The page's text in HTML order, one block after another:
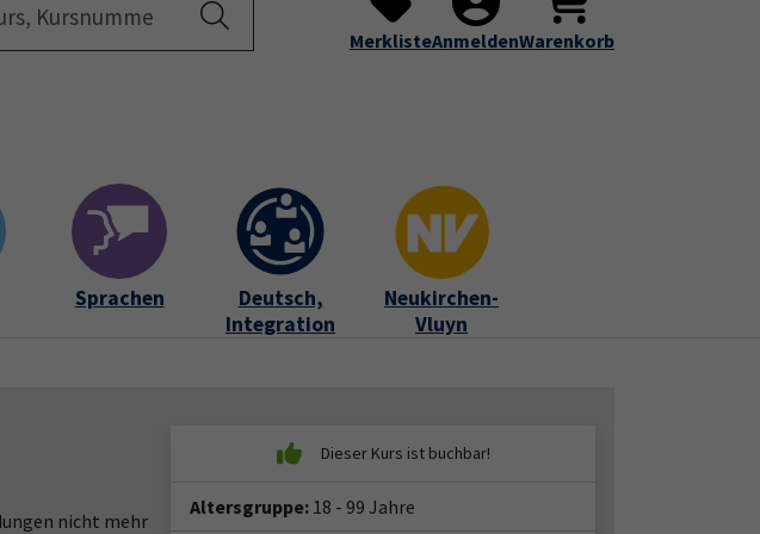
Startseite Submenu for "Programm"
Über uns Submenu for "Über uns"
Service Submenu for
MerklisteAnmeldenWarenkorb
Sprachen
Deutsch,
Integration
Neukirchen-
Vluyn
nicht mehr
Altersgruppe: 18 - 99 Jahre